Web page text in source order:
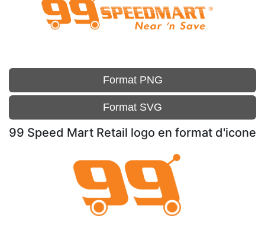
Format PNG
Format SVG
99 Speed Mart Retail logo en format d'icone